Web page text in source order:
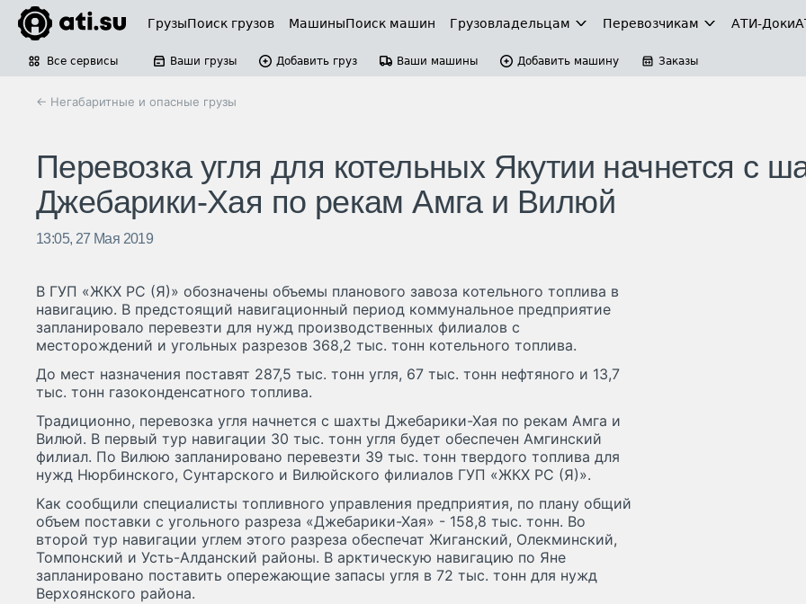
ГрузыПоиск грузов МашиныПоиск машин Грузовладельцам Перевозчикам АТИ-Доки
Все сервисы Ваши грузы Добавить груз Ваши машины Добавить машину Заказы
← Негабаритные и опасные грузы
Перевозка угля для котельных Якутии начнется с
Джебарики-Хая по рекам Амга и Вилюй
13:05, 27 Мая 2019
В ГУП «ЖКХ РС (Я)» обозначены объемы планового завоза котельного топлива в
навигацию. В предстоящий навигационный период коммунальное предприятие
запланировало перевезти для нужд производственных филиалов с
месторождений и угольных разрезов 368,2 тыс. тонн котельного топлива.
До мест назначения поставят 287,5 тыс. тонн угля, 67 тыс. тонн нефтяного и 13,7
тыс. тонн газоконденсатного топлива.
Традиционно, перевозка угля начнется с шахты Джебарики-Хая по рекам Амга и
Вилюй. В первый тур навигации 30 тыс. тонн угля будет обеспечен Амгинский
филиал. По Вилюю запланировано перевезти 39 тыс. тонн твердого топлива для
нужд Нюрбинского, Сунтарского и Вилюйского филиалов ГУП «ЖКХ РС (Я)».
Как сообщили специалисты топливного управления предприятия, по плану общий
объем поставки с угольного разреза «Джебарики-Хая» - 158,8 тыс. тонн. Во
второй тур навигации углем этого разреза обеспечат Жиганский, Олекминский,
Томпонский и Усть-Алданский районы. В арктическую навигацию по Яне
запланировано поставить опережающие запасы угля в 72 тыс. тонн для нужд
Верхоянского района.